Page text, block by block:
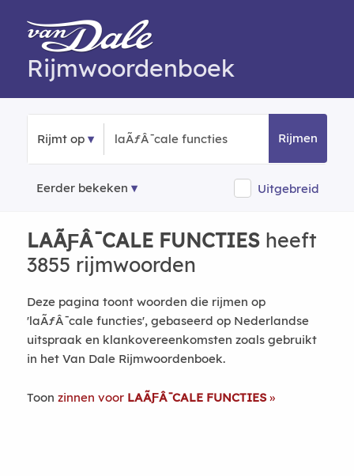
Rijmwoordenboek
Rijmt op Rijmen
Eerder bekeken Uitgebreid
LAÃƑÂ¯CALE FUNCTIESheeft
3855 rijmwoorden
Deze pagina toont woorden die rijmen op
'laÃƒÂ¯cale functies', gebaseerd op Nederlandse
uitspraak en klankovereenkomsten zoals gebruikt
in het Van Dale Rijmwoordenboek.
Toon zinnen voor LAÃƑÂ¯CALE FUNCTIES